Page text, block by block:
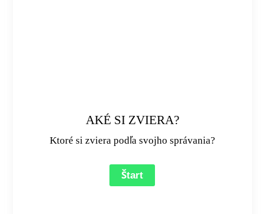
AKÉ SI ZVIERA?
Ktoré si zviera podľa svojho správania?